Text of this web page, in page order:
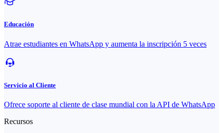
Educación
Atrae estudiantes en WhatsApp y aumenta la inscripción 5 veces
Servicio al Cliente
Ofrece soporte al cliente de clase mundial con la API de WhatsApp
Recursos